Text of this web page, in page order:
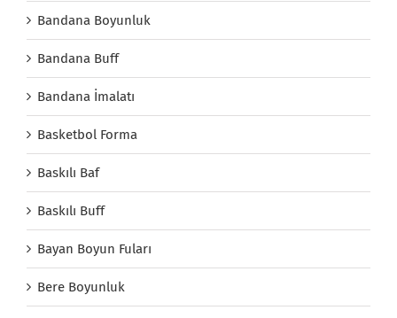
Bandana Boyunluk
Bandana Buff
Bandana İmalatı
Basketbol Forma
Baskılı Baf
Baskılı Buff
Bayan Boyun Fuları
Bere Boyunluk